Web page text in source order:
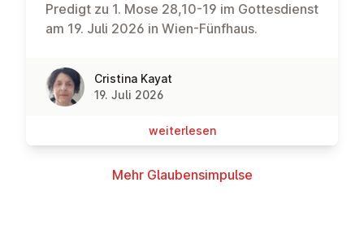
Predigt zu 1. Mose 28,10-19 im Gottesdienst
am 19. Juli 2026 in Wien-Fünfhaus.
Cristina Kayat
19. Juli 2026
wei­ter­le­sen
Mehr Glau­bens­im­pul­se